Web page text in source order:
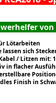
von
Lötarbeiten
sich
/ Litzen mit:
in flacher
Finish in